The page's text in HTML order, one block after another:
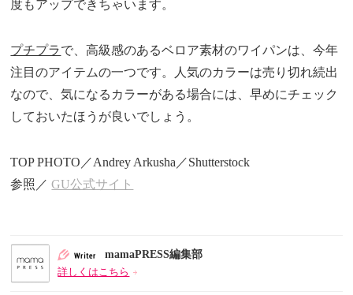
度もアップできちゃいます。
プチプラで、高級感のあるベロア素材のワイパンは、今年
注目のアイテムの一つです。人気のカラーは売り切れ続出
なので、気になるカラーがある場合には、早めにチェック
しておいたほうが良いでしょう。
TOP PHOTO／Andrey Arkusha／Shutterstock
参照／GU公式サイト
mamaPRESS編集部
詳しくはこちら